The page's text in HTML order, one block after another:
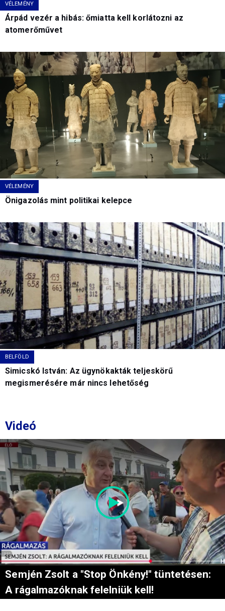
VÉLEMÉNY
Árpád vezér a hibás: őmiatta kell korlátozni az
atomerőművet
VÉLEMÉNY
Önigazolás mint politikai kelepce
BELFÖLD
Simicskó István: Az ügynökakták teljeskörű
megismerésére már nincs lehetőség
Videó
Semjén Zsolt a "Stop Önkény!" tüntetésen:
A rágalmazóknak felelniük kell!